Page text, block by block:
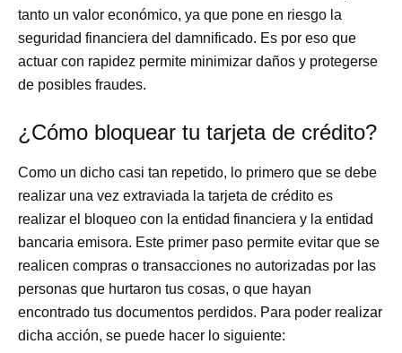
tanto un valor económico, ya que pone en riesgo la
seguridad financiera del damnificado. Es por eso que
actuar con rapidez permite minimizar daños y protegerse
de posibles fraudes.
¿Cómo bloquear tu tarjeta de crédito?
Como un dicho casi tan repetido, lo primero que se debe
realizar una vez extraviada la tarjeta de crédito es
realizar el bloqueo con la entidad financiera y la entidad
bancaria emisora. Este primer paso permite evitar que se
realicen compras o transacciones no autorizadas por las
personas que hurtaron tus cosas, o que hayan
encontrado tus documentos perdidos. Para poder realizar
dicha acción, se puede hacer lo siguiente: